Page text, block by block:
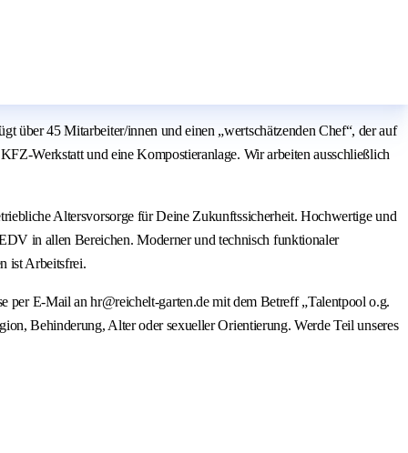
über 45 Mitarbeiter/innen und einen „wertschätzenden Chef“, der auf
Werkstatt und eine Kompostieranlage. Wir arbeiten ausschließlich
Altersvorsorge für Deine Zukunftssicherheit. Hochwertige und
in allen Bereichen. Moderner und technisch funktionaler
ist Arbeitsfrei.
per E-Mail an hr@reichelt-garten.de mit dem Betreff „Talentpool o.g.
Behinderung, Alter oder sexueller Orientierung. Werde Teil unseres